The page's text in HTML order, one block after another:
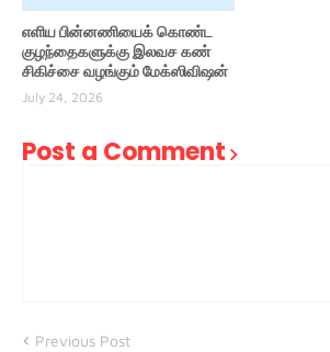
எளிய பின்னணியைக் கொண்ட
குழந்தைகளுக்கு இலவச கண்
சிகிச்சை வழங்கும் மேக்ஸிவிஷன்
July 24, 2026
Post a Comment
Previous Post